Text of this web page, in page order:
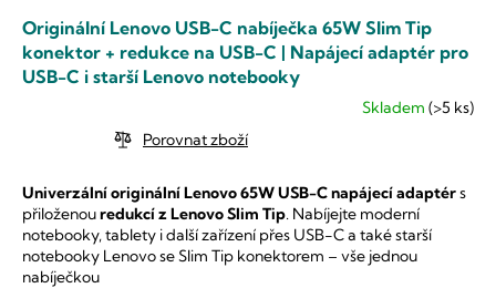
Originální Lenovo USB-C nabíječka 65W Slim Tip
konektor + redukce na USB-C | Napájecí adaptér pro
USB-C i starší Lenovo notebooky
5,0
z
5
hvězdiček.
Skladem(>5 ks)
Porovnat zboží
Univerzální originální Lenovo 65W USB-C napájecí adaptérs
přiloženouredukcí z Lenovo Slim Tip. Nabíjejte moderní
notebooky, tablety i další zařízení přes USB-C a také starší
notebooky Lenovo se Slim Tip konektorem – vše jednou
nabíječkou